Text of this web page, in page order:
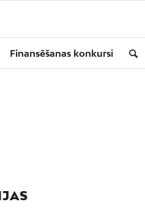
Finansēšanas konkursi